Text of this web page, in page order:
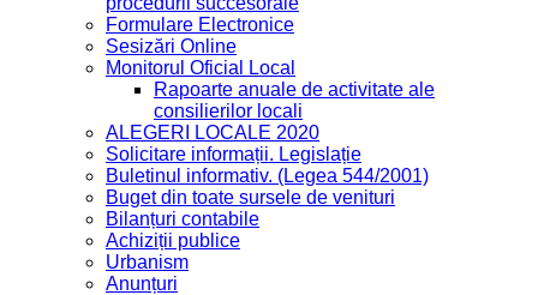
Formulare Electronice
Sesizări Online
Monitorul Oficial Local
Rapoarte anuale de activitate ale
consilierilor locali
ALEGERI LOCALE 2020
Solicitare informații. Legislație
Buletinul informativ. (Legea 544/2001)
Buget din toate sursele de venituri
Bilanțuri contabile
Achiziții publice
Urbanism
Anunțuri